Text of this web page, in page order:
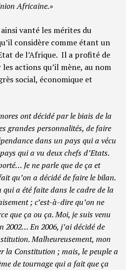
Africaine.»
vanté les mérites du
considère comme étant un
de l’Afrique. Il a profité de
actions qu’il mène, au nom
social, économique et
ont décidé par le biais de la
grandes personnalités, de faire
dans un pays qui a vécu
qui a vu deux chefs d’Etats.
Je ne parle que de ça et
qu’on a décidé de faire le bilan.
qui a été faite dans le cadre de la
; c’est-à-dire qu’on ne
que ça ou ça. Moi, je suis venu
2002… En 2006, j’ai décidé de
Malheureusement, mon
la Constitution ; mais, le peuple a
de tournage qui a fait que ça